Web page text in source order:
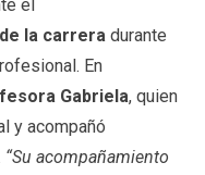
el
la carrera durante
En
Gabriela, quien
y acompañó
“Su acompañamiento